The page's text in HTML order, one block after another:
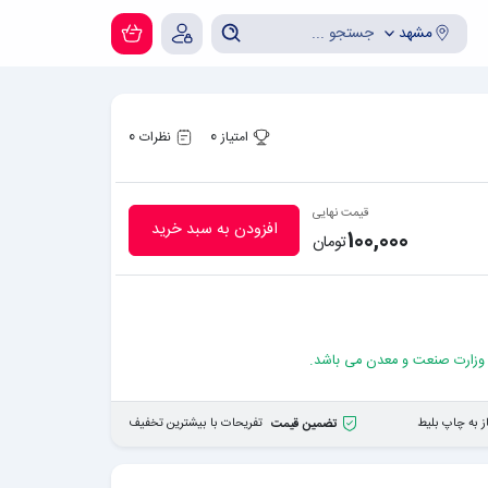
مشهد
امتیاز 0 نظرات 0
قیمت نهایی
100,000تومان افزودن به سبد خرید
وزارت صنعت و معدن می باشد.
به چاپ بلیط تضمین قیمت تفریحات با بیشترین تخفیف